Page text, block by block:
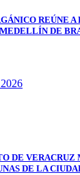
REÚNE A
DE
DE VERACRUZ
DE LA